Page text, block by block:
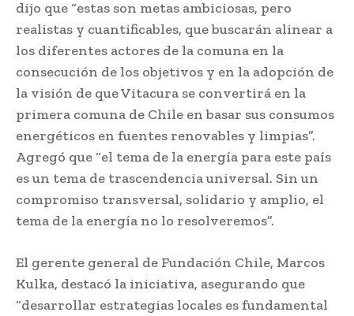
dijo que “estas son metas ambiciosas, pero
realistas y cuantificables, que buscarán alinear a
los diferentes actores de la comuna en la
consecución de los objetivos y en la adopción de
la visión de que Vitacura se convertirá en la
primera comuna de Chile en basar sus consumos
energéticos en fuentes renovables y limpias”.
Agregó que “el tema de la energía para este país
es un tema de trascendencia universal. Sin un
compromiso transversal, solidario y amplio, el
tema de la energía no lo resolveremos”.
El gerente general de Fundación Chile, Marcos
Kulka, destacó la iniciativa, asegurando que
“desarrollar estrategias locales es fundamental